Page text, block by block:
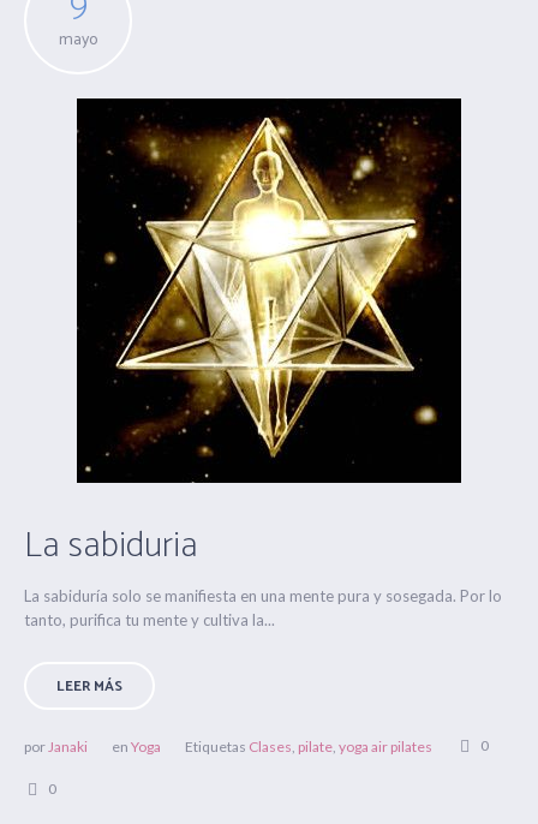
mayo
La sabiduria
La sabiduría solo se manifiesta en una mente pura y sosegada. Por lo
tanto, purifica tu mente y cultiva la...
LEER MÁS
porJanaki en Yoga Etiquetas Clases, pilate, yoga air pilates 0
0